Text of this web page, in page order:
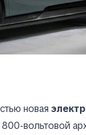
новая
вольтовой